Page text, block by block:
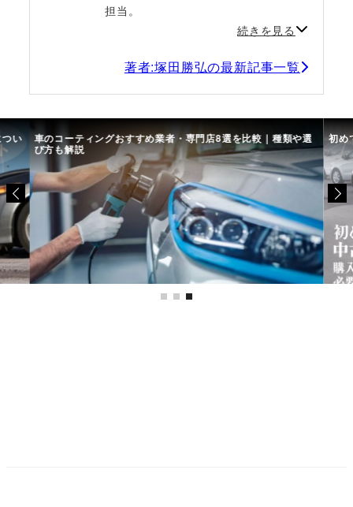
担当。
続きを見る
著者:塚田勝弘の最新記事一覧
い 車のコーティングおすすめ業者・専門店8選を比較｜種類や選
び方も解説
初め